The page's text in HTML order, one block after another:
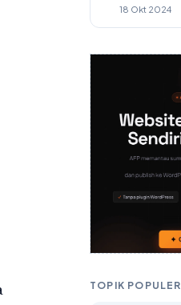
18 Okt 2024
TOPIK POPULER